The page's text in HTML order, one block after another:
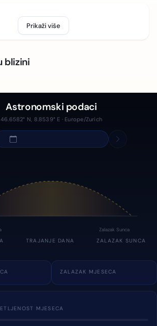
Prikaži više
blizini
Astronomski podaci
46.6582° N, 8.8539° E · Europe/Zurich
Zalazak Sunca
TRAJANJE DANA ZALAZAK SUNCA
ZALAZAK MJESECA
MJESECA